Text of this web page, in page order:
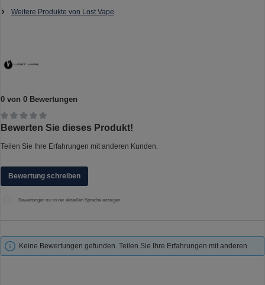
Weitere Produkte von Lost Vape
0 von 0 Bewertungen
Durchschnittliche Bewertung von 0 von 5 Sternen
Bewerten Sie dieses Produkt!
Teilen Sie Ihre Erfahrungen mit anderen Kunden.
Bewertung schreiben
Bewertungen nur in der aktuellen Sprache anzeigen.
Keine Bewertungen gefunden. Teilen Sie Ihre Erfahrungen mit anderen.